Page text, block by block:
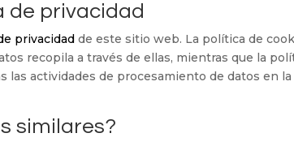
de privacidad
privacidad de este sitio web. La política de
recopila a través de ellas, mientras que la
las actividades de procesamiento de datos en la
similares?